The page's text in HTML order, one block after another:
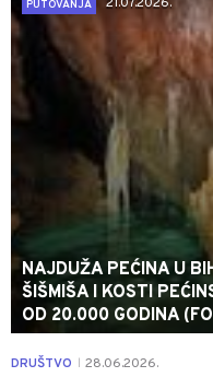
PUTOVANJA
NAJDUŽA PEĆINA U
ŠIŠMIŠA I KOSTI
OD 20.000 GODINA
DRUŠTVO 28.06.2026.